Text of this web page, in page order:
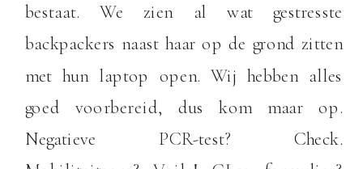
bestaat. We zien al wat gestresste
backpackers naast haar op de grond zitten
met hun laptop open. Wij hebben alles
goed voorbereid, dus kom maar op.
Negatieve PCR-test? Check.